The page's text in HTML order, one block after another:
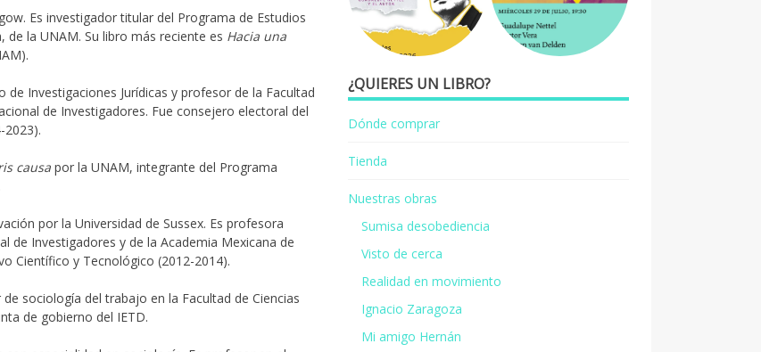
Es investigador titular del Programa de Estudios
la UNAM. Su libro más reciente es Hacia una
Investigaciones Jurídicas y profesor de la Facultad
de Investigadores. Fue consejero electoral del
2023).
causa por la UNAM, integrante del Programa
por la Universidad de Sussex. Es profesora
de Investigadores y de la Academia Mexicana de
Científico y Tecnológico (2012-2014).
sociología del trabajo en la Facultad de Ciencias
de gobierno del IETD.
¿QUIERES UN LIBRO?
Dónde comprar
Tienda
Nuestras obras
Sumisa desobediencia
Visto de cerca
Realidad en movimiento
Ignacio Zaragoza
Mi amigo Hernán